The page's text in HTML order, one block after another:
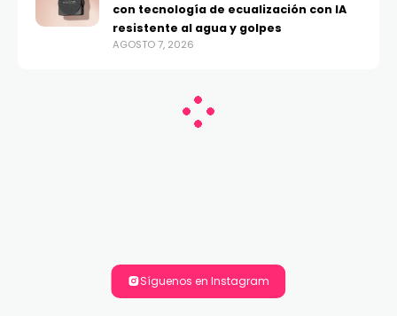
con tecnología de ecualización con IA
resistente al agua y golpes
AGOSTO 7, 2026
Síguenos en Instagram